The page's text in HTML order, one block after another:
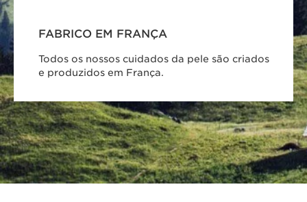
FABRICO EM FRANÇA
Todos os nossos cuidados da pele são criados
e produzidos em França.